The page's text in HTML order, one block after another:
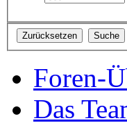
Foren-
Das